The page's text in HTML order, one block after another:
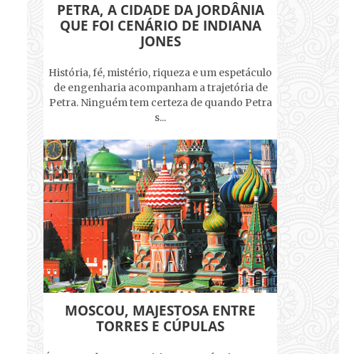
PETRA, A CIDADE DA JORDÂNIA
QUE FOI CENÁRIO DE INDIANA
JONES
História, fé, mistério, riqueza e um espetáculo
de engenharia acompanham a trajetória de
Petra. Ninguém tem certeza de quando Petra
s...
MOSCOU, MAJESTOSA ENTRE
TORRES E CÚPULAS